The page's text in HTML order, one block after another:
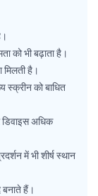
को भी बढ़ाता है।
है।
स्क्रीन को बाधित
डिवाइस अधिक
में भी शीर्ष स्थान
हैं।